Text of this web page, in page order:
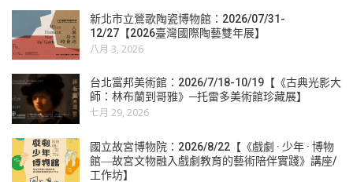
新北市立鶯歌陶瓷博物館：2026/07/31-
12/27【2026臺灣國際陶藝雙年展】
八月 3, 2026
台北富邦美術館：2026/7/18-10/19【《古典光影大
師：林布蘭到哥雅》─托雷多美術館珍藏展】
七月 29, 2026
國立故宮博物院：2026/8/22【《戲劇 · 少年 · 博物
館―故宮文物融入戲劇教育的藝術陪伴實踐》講座/
工作坊】